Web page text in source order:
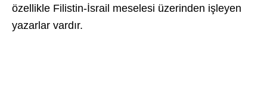
özellikle Filistin-İsrail meselesi üzerinden işleyen
yazarlar vardır.